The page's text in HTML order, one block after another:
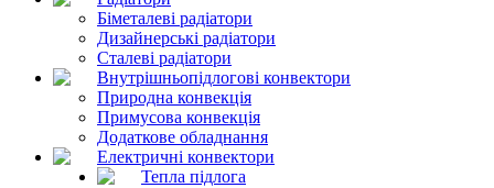
Біметалеві радіатори
Дизайнерські радіатори
Сталеві радіатори
Внутрішньопідлогові конвектори
Природна конвекція
Примусова конвекція
Додаткове обладнання
Електричні конвектори
Тепла підлога